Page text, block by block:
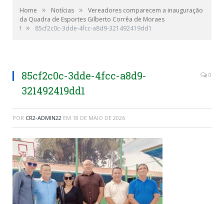
Home » Notícias »
Vereadores comparecem a inauguração
da Quadra de Esportes Gilberto Corrêa de Moraes
!
» 85cf2c0c-3dde-4fcc-a8d9-321492419dd1
85cf2c0c-3dde-4fcc-a8d9-
321492419dd1
0
POR CR2-ADMIN22 EM 18 DE MAIO DE 2026